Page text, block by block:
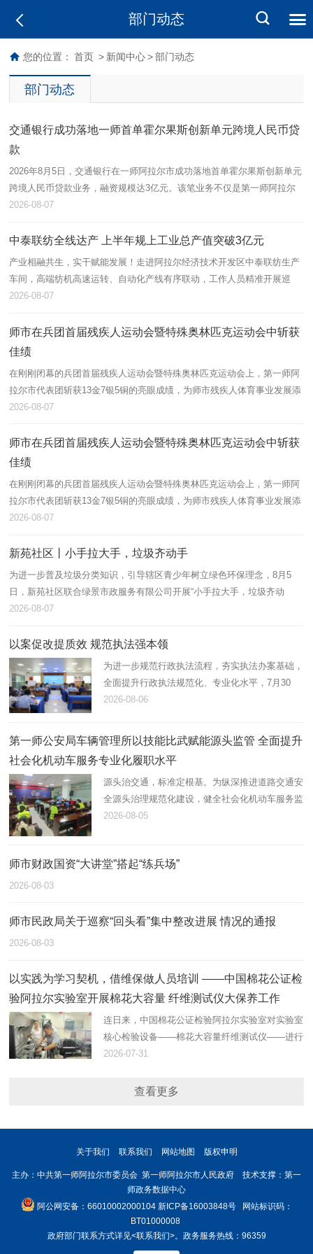
部门动态
您的位置： 首页 > 新闻中心 > 部门动态
部门动态
交通银行成功落地一师首单霍尔果斯创新单元跨境人民币贷
款
2026年8月5日，交通银行在一师阿拉尔市成功落地首单霍尔果斯创新单元
跨境人民币贷款业务，融资规模达3亿元。该笔业务不仅是第一师阿拉尔
市首单跨境流动资金贷款，也标志着跨境金融产品在本地金融功能区取得
2026-08-07
中泰联纺全线达产 上半年规上工业总产值突破3亿元
产业相融共生，实干赋能发展！走进阿拉尔经济技术开发区中泰联纺生产
车间，高端纺机高速运转、自动化产线有序联动，工作人员精准开展巡
检、落纱、品控等作业，呈现出蓬勃向上的发展态势。中泰联纺依托兵地
2026-08-07
师市在兵团首届残疾人运动会暨特殊奥林匹克运动会中斩获
佳绩
在刚刚闭幕的兵团首届残疾人运动会暨特殊奥林匹克运动会上，第一师阿
拉尔市代表团斩获13金7银5铜的亮眼成绩，为师市残疾人体育事业发展添
上浓墨重彩的一笔。
2026-08-07
师市在兵团首届残疾人运动会暨特殊奥林匹克运动会中斩获
佳绩
在刚刚闭幕的兵团首届残疾人运动会暨特殊奥林匹克运动会上，第一师阿
拉尔市代表团斩获13金7银5铜的亮眼成绩，为师市残疾人体育事业发展添
上浓墨重彩的一笔。
2026-08-07
新苑社区丨小手拉大手，垃圾齐动手
为进一步普及垃圾分类知识，引导辖区青少年树立绿色环保理念，8月5
日，新苑社区联合绿景市政服务有限公司开展“小手拉大手，垃圾齐动
手”垃圾分类主题宣讲活动，辖区60余名青少年及家长积极参与。
2026-08-07
以案促改提质效 规范执法强本领
为进一步规范行政执法流程，夯实执法办案基础，
全面提升行政执法规范化、专业化水平，7月30
日，第一师阿拉尔市应急管理局组织开展2026年
名执法人员全员参与。
2026-08-06
第一师公安局车辆管理所以技能比武赋能源头监管 全面提升
社会化机动车服务专业化履职水平
源头治交通，标准定根基。为纵深推进道路交通安
全源头治理规范化建设，健全社会化机动车服务监
管体系，锻造高素质专业化机动车登记、检测综合
2026-08-05
师市财政国资“大讲堂”搭起“练兵场”
2026-08-03
师市民政局关于巡察“回头看”集中整改进展 情况的通报
2026-08-03
以实践为学习契机，借维保做人员培训 ——中国棉花公证检
验阿拉尔实验室开展棉花大容量 纤维测试仪大保养工作
连日来，中国棉花公证检验阿拉尔实验室对实验室
核心检验设备——棉花大容量纤维测试仪——进行
了大保养。
2026-07-31
查看更多
关于我们 联系我们 网站地图 版权申明
主办：中共第一师阿拉尔市委员会 第一师阿拉尔市人民政府 技术支撑：第一
师政务数据中心
阿公网安备：66010002000104 新ICP备16003848号网站标识码：
BT01000008
政府部门联系方式详见<联系我们>。政务服务热线：96359